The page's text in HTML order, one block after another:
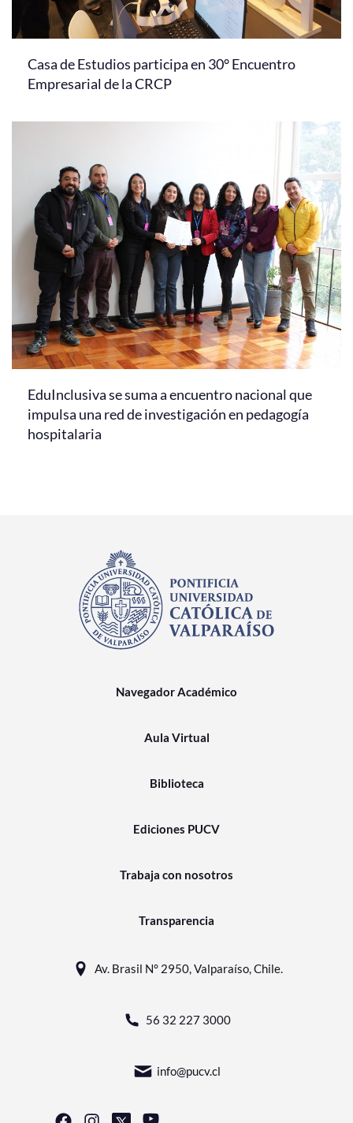
Casa de Estudios participa en 30° Encuentro
Empresarial de la CRCP
EduInclusiva se suma a encuentro nacional que
impulsa una red de investigación en pedagogía
hospitalaria
Navegador Académico
Aula Virtual
Biblioteca
Ediciones PUCV
Trabaja con nosotros
Transparencia
Av. Brasil N° 2950, Valparaíso, Chile.
56 32 227 3000
info@pucv.cl